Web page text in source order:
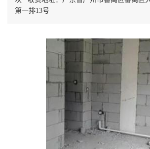
第一排13号